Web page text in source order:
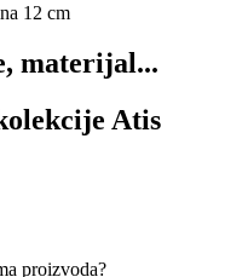
12 cm
materijal...
Atis
proizvoda?